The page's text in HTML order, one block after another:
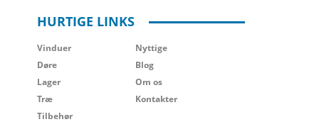
HURTIGE LINKS
Vinduer
Døre
Lager
Træ
Tilbehør
Nyttige
Blog
Om os
Kontakter